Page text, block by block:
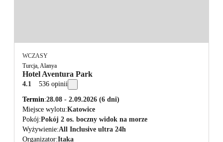
WCZASY
Turcja, Alanya
Hotel Aventura Park
4.1 536 opinii
Termin 28.08 - 2.09.2026 (6 dni)
Miejsce wylotu Katowice
Pokój Pokój 2 os. boczny widok na morze
Wyżywienie All Inclusive ultra 24h
Organizator Itaka